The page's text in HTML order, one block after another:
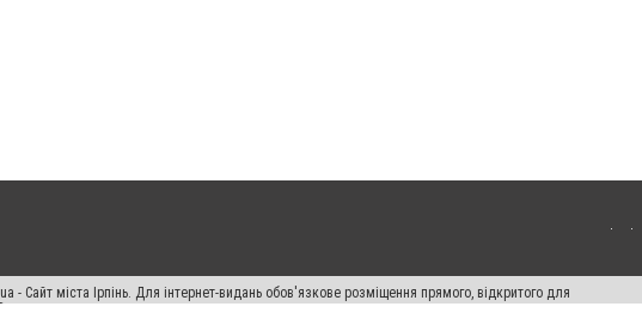
Сайт міста Ірпінь. Для інтернет-видань обов'язкове розміщення прямого, відкритого для